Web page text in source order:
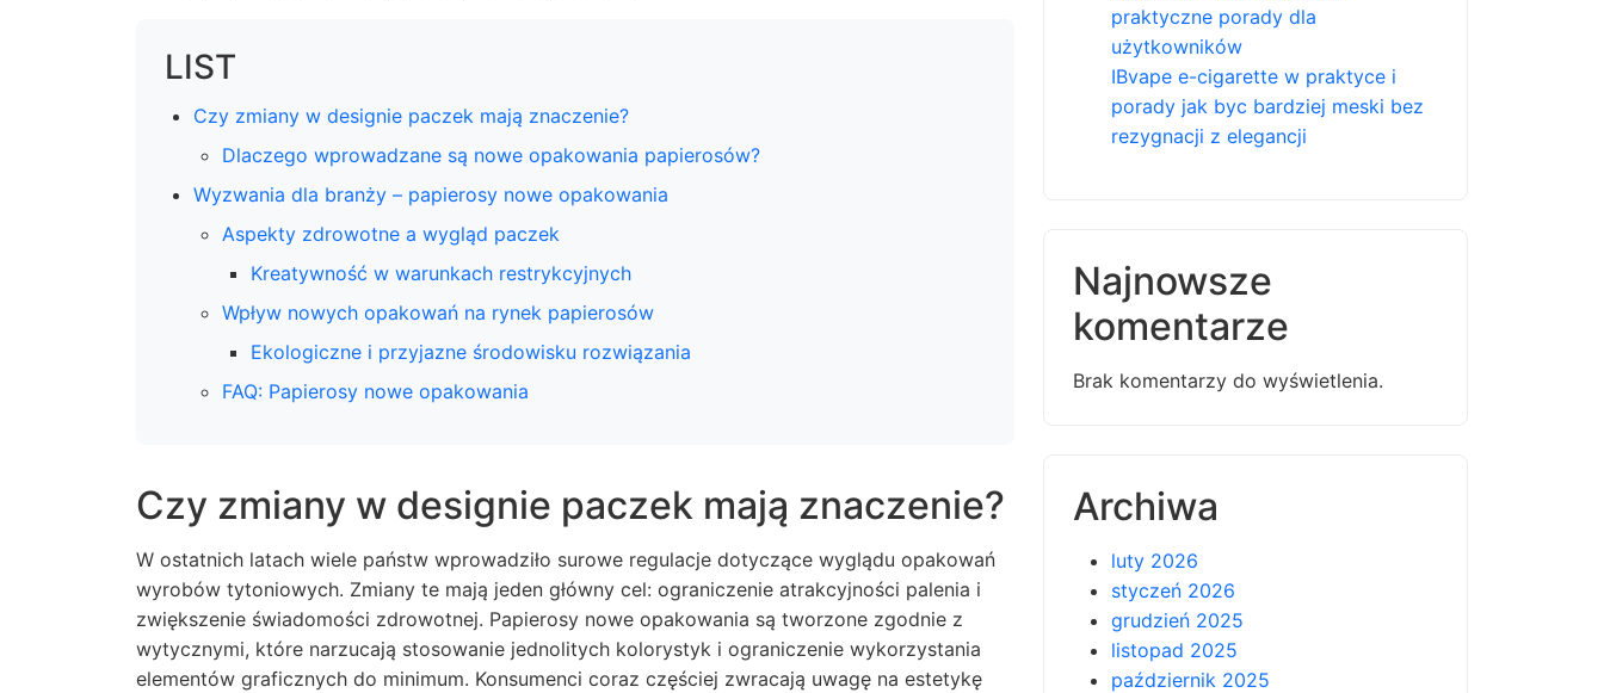
LIST
Czy zmiany w designie paczek mają znaczenie?
Dlaczego wprowadzane są nowe opakowania papierosów?
Wyzwania dla branży – papierosy nowe opakowania
Aspekty zdrowotne a wygląd paczek
Kreatywność w warunkach restrykcyjnych
Wpływ nowych opakowań na rynek papierosów
Ekologiczne i przyjazne środowisku rozwiązania
FAQ: Papierosy nowe opakowania
Czy zmiany w designie paczek mają znaczenie?
W ostatnich latach wiele państw wprowadziło surowe regulacje dotyczące wyglądu opakowań
wyrobów tytoniowych. Zmiany te mają jeden główny cel: ograniczenie atrakcyjności palenia i
zwiększenie świadomości zdrowotnej. Papierosy nowe opakowania są tworzone zgodnie z
wytycznymi, które narzucają stosowanie jednolitych kolorystyk i ograniczenie wykorzystania
elementów graficznych do minimum. Konsumenci coraz częściej zwracają uwagę na estetykę
praktyczne porady dla
użytkowników
IBvape e-cigarette w praktyce i
porady jak byc bardziej meski bez
rezygnacji z elegancji
Najnowsze
komentarze
Brak komentarzy do wyświetlenia.
Archiwa
luty 2026
styczeń 2026
grudzień 2025
listopad 2025
październik 2025